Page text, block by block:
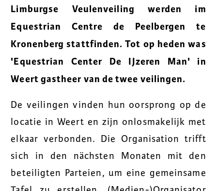
Limburgse Veulenveiling werden im
Equestrian Centre de Peelbergen te
Kronenberg stattfinden. Tot op heden was
'Equestrian Center De IJzeren Man' in
Weert gastheer van de twee veilingen.
De veilingen vinden hun oorsprong op de
locatie in Weert en zijn onlosmakelijk met
elkaar verbonden. Die Organisation trifft
sich in den nächsten Monaten mit den
beteiligten Parteien, um eine gemeinsame